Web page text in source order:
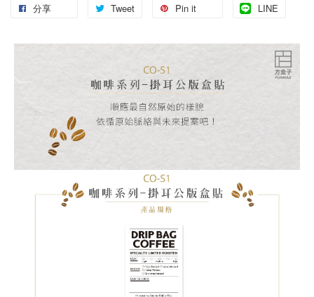
分享 Tweet Pin it LINE